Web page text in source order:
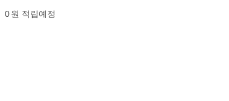
0원 적립예정